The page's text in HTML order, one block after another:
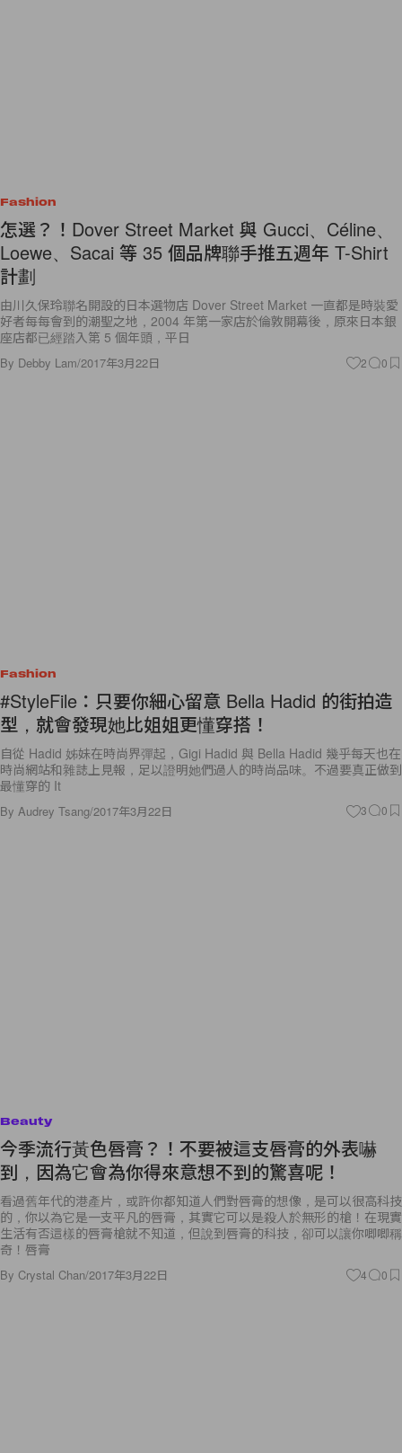
Fashion
怎選？！Dover Street Market 與 Gucci、Céline、
Loewe、Sacai 等 35 個品牌聯手推五週年 T-Shirt
計劃
由川久保玲聯名開設的日本選物店 Dover Street Market 一直都是時裝愛
好者每每會到的潮聖之地，2004 年第一家店於倫敦開幕後，原來日本銀
座店都已經踏入第 5 個年頭，平日
By Debby Lam/2017年3月22日 2 0
Fashion
#StyleFile：只要你細心留意 Bella Hadid 的街拍造
型，就會發現她比姐姐更懂穿搭！
自從 Hadid 姊妹在時尚界彈起，Gigi Hadid 與 Bella Hadid 幾乎每天也在
時尚網站和雜誌上見報，足以證明她們過人的時尚品味。不過要真正做到
最懂穿的 It
By Audrey Tsang/2017年3月22日 3 0
Beauty
今季流行黃色唇膏？！不要被這支唇膏的外表嚇
到，因為它會為你得來意想不到的驚喜呢！
看過舊年代的港產片，或許你都知道人們對唇膏的想像，是可以很高科技
的，你以為它是一支平凡的唇膏，其實它可以是殺人於無形的槍！在現實
生活有否這樣的唇膏槍就不知道，但說到唇膏的科技，卻可以讓你唧唧稱
奇！唇膏
By Crystal Chan/2017年3月22日 4 0